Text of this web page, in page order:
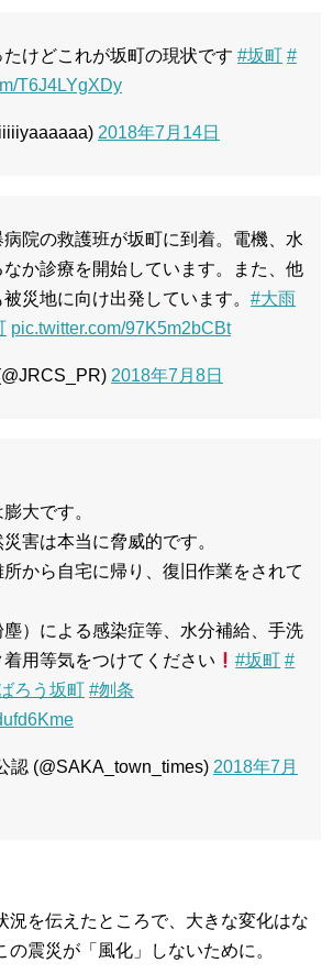
けどこれが坂町の現状です #坂町
#
T6J4LYgXDy
2018年7月14日
院の救護班が坂町に到着。電機、水
か診療を開始しています。また、他
災地に向け出発しています。 #大雨
pic.twitter.com/97K5m2bCBt
2018年7月8日
大です。
害は本当に脅威的です。
から自宅に帰り、復旧作業をされて
）による感染症等、水分補給、手洗
用等気をつけてください
#坂町
#
ろう坂町
#刎条
認 (@SAKA_town_times) 2018年7月
況を伝えたところで、大きな変化はな
の震災が「風化」しないために。